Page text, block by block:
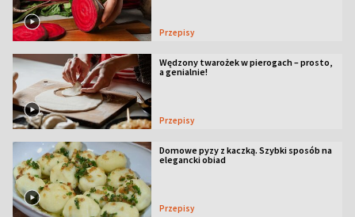
Przepisy
Wędzony twarożek w pierogach – prosto,
a genialnie!
Przepisy
Domowe pyzy z kaczką. Szybki sposób na
elegancki obiad
Przepisy